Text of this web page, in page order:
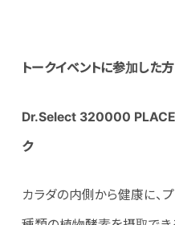
トークイベントに参加した
Dr.Select 320000
ク
カラダの内側から健康に、